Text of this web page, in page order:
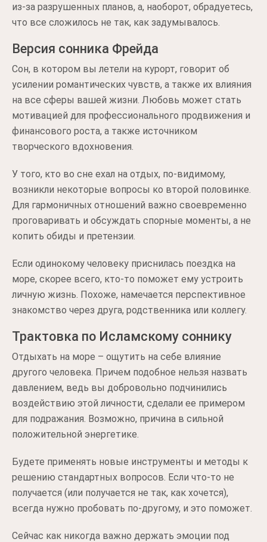
из-за разрушенных планов, а, наоборот, обрадуетесь,
что все сложилось не так, как задумывалось.
Версия сонника Фрейда
Сон, в котором вы летели на курорт, говорит об
усилении романтических чувств, а также их влияния
на все сферы вашей жизни. Любовь может стать
мотивацией для профессионального продвижения и
финансового роста, а также источником
творческого вдохновения.
У того, кто во сне ехал на отдых, по-видимому,
возникли некоторые вопросы ко второй половинке.
Для гармоничных отношений важно своевременно
проговаривать и обсуждать спорные моменты, а не
копить обиды и претензии.
Если одинокому человеку приснилась поездка на
море, скорее всего, кто-то поможет ему устроить
личную жизнь. Похоже, намечается перспективное
знакомство через друга, родственника или коллегу.
Трактовка по Исламскому соннику
Отдыхать на море – ощутить на себе влияние
другого человека. Причем подобное нельзя назвать
давлением, ведь вы добровольно подчинились
воздействию этой личности, сделали ее примером
для подражания. Возможно, причина в сильной
положительной энергетике.
Будете применять новые инструменты и методы к
решению стандартных вопросов. Если что-то не
получается (или получается не так, как хочется),
всегда нужно пробовать по-другому, и это поможет.
Сейчас как никогда важно держать эмоции под